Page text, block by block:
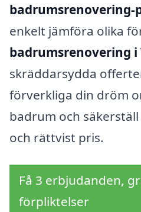
badrumsrenovering-
enkelt jämföra olika
badrumsrenovering i
skräddarsydda
förverkliga din dröm
badrum och
och rättvist pris.
Få 3 erbjudanden,
förpliktelser